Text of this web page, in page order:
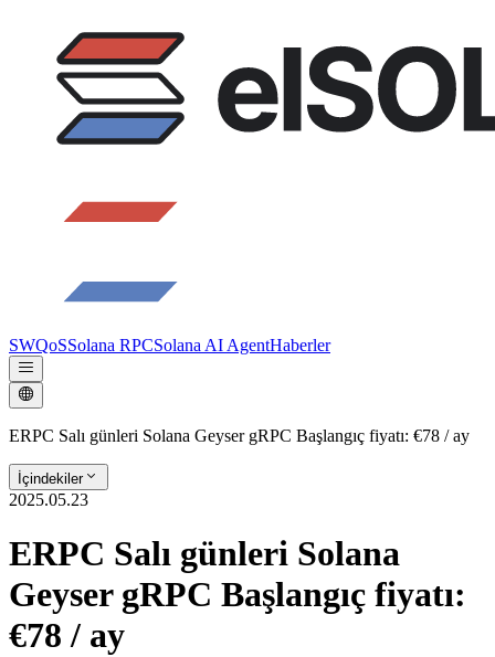
SWQoSSolana RPCSolana AI AgentHaberler
ERPC Salı günleri Solana Geyser gRPC Başlangıç fiyatı: €78 / ay
İçindekiler
2025.05.23
ERPC Salı günleri Solana
Geyser gRPC Başlangıç fiyatı:
€78 / ay